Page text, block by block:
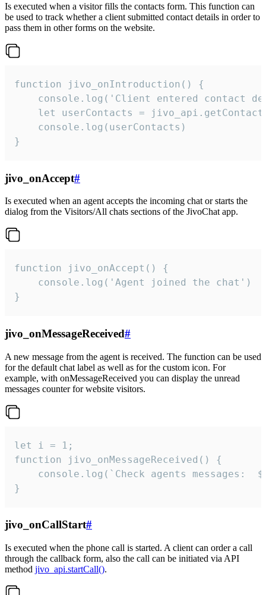
Is executed when a visitor fills the contacts form. This function can
be used to track whether a client submitted contact details in order to
pass them in other forms on the website.
function jivo_onIntroduction() {
console.log('Client entered contact
let userContacts =
    console.log(userContacts)
}
jivo_onAccept#
Is executed when an agent accepts the incoming chat or starts the
dialog from the Visitors/All chats sections of the JivoChat app.
function jivo_onAccept() {
}
jivo_onMessageReceived#
A new message from the agent is received. The function can be used
for the default chat label as well as for the custom icon. For
example, with onMessageReceived you can display the unread
messages counter for website visitors.
let i = 1;
function jivo_onMessageReceived() {
}
jivo_onCallStart#
Is executed when the phone call is started. A client can order a call
through the callback form, also the call can be initiated via API
method jivo_api.startCall().